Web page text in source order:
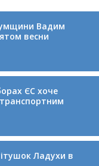
Вадим
весни
ЄС хоче
Ладухи в